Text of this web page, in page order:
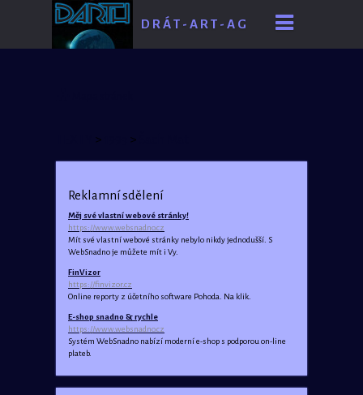
D R Á T - A R T - A G
> >
Reklamní sdělení
Měj své vlastní webové stránky!
https://www.websnadno.cz
Mít své vlastní webové stránky nebylo nikdy jednodušší. S
WebSnadno je můžete mít i Vy.
FinVizor
https://finvizor.cz
Online reporty z účetního software Pohoda. Na klik.
E-shop snadno & rychle
https://www.websnadno.cz
Systém WebSnadno nabízí moderní e-shop s podporou on-line
plateb.